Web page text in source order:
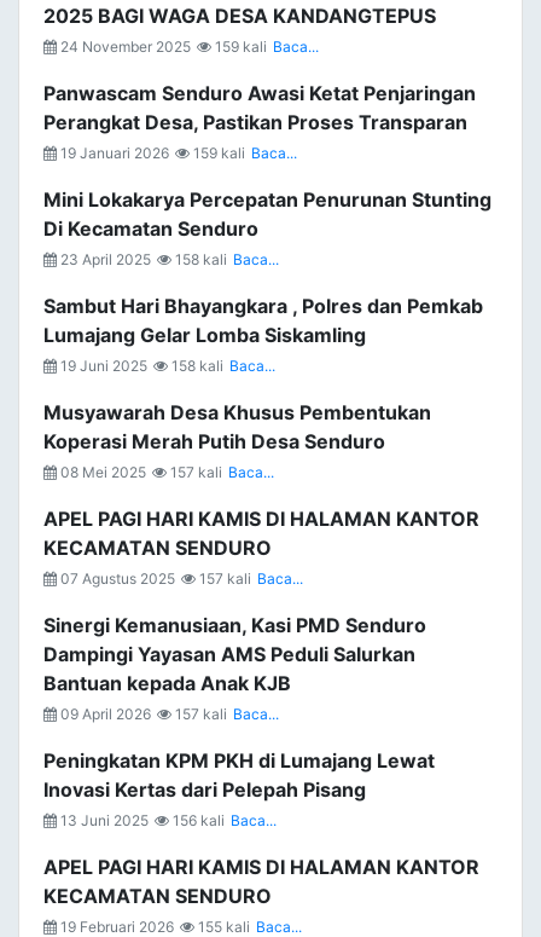
2025 BAGI WAGA DESA KANDANGTEPUS
24 November 2025 159 kali Baca...
Panwascam Senduro Awasi Ketat Penjaringan
Perangkat Desa, Pastikan Proses Transparan
19 Januari 2026 159 kali Baca...
Mini Lokakarya Percepatan Penurunan Stunting
Di Kecamatan Senduro
23 April 2025 158 kali Baca...
Sambut Hari Bhayangkara , Polres dan Pemkab
Lumajang Gelar Lomba Siskamling
19 Juni 2025 158 kali Baca...
Musyawarah Desa Khusus Pembentukan
Koperasi Merah Putih Desa Senduro
08 Mei 2025 157 kali Baca...
APEL PAGI HARI KAMIS DI HALAMAN KANTOR
KECAMATAN SENDURO
07 Agustus 2025 157 kali Baca...
Sinergi Kemanusiaan, Kasi PMD Senduro
Dampingi Yayasan AMS Peduli Salurkan
Bantuan kepada Anak KJB
09 April 2026 157 kali Baca...
Peningkatan KPM PKH di Lumajang Lewat
Inovasi Kertas dari Pelepah Pisang
13 Juni 2025 156 kali Baca...
APEL PAGI HARI KAMIS DI HALAMAN KANTOR
KECAMATAN SENDURO
19 Februari 2026 155 kali Baca...